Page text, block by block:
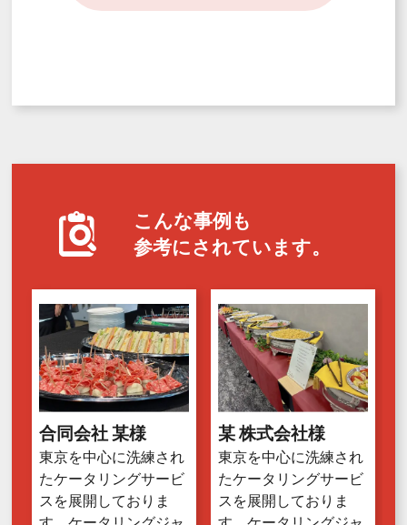
こんな事例も
参考にされています。
合同会社 某様
東京を中心に洗練され
たケータリングサービ
スを展開しておりま
某 株式会社様
東京を中心に洗練され
たケータリングサービ
スを展開しておりま